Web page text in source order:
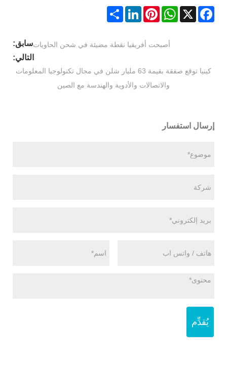
Facebook
X
WhatsApp
Pinterest
LinkedIn
Share
سابق:أصبحت أفريقيا نقطة مضيئة في شحن الحاويات
التالي:
كينيا توقع صفقة بقيمة 63 مليار شلن في مجال تكنولوجيا المعلومات
والاتصالات والأدوية والهندسة مع الصين
إرسال استفسار
يُقدِّم